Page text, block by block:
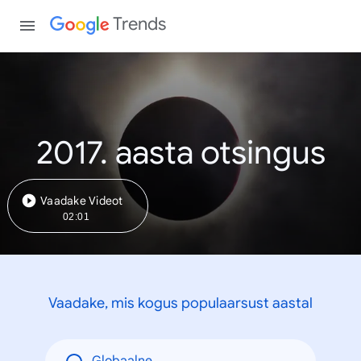
Trends
2017. aasta otsingus
Vaadake Videot
02:01
Vaadake, mis kogus populaarsust aastal